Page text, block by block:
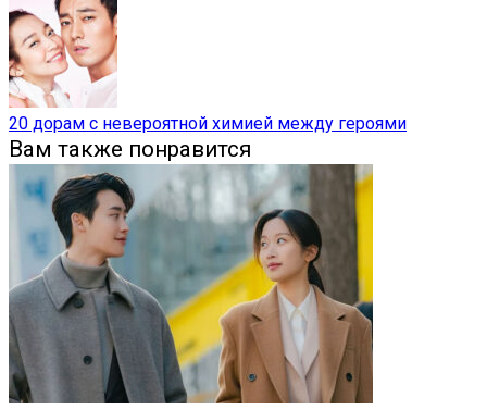
20 дорам с невероятной химией между героями
Вам также понравится